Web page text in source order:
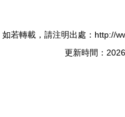
如若轉載，請注明出處：http://
更新時間：